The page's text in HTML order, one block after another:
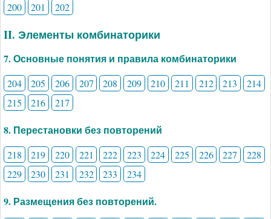
200
201 202
II. Элементы комбинаторики
7. Основные понятия и правила комбинаторики
204 205 206 207 208 209 210 211 212 213
214
215
216 217
8. Перестановки без повторений
218 219 220 221 222 223 224 225 226 227
228
229
230 231 232 233 234
9. Размещения без повторений.